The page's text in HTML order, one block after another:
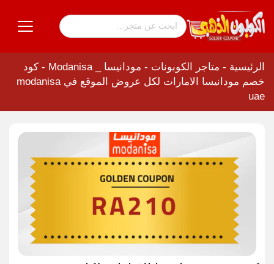
الرئيسية - متاجر الكوبونات - مودانيسا _ Modanisa - كود
خصم مودانيسا الامارات لكل عروض الموقع في modanisa
uae